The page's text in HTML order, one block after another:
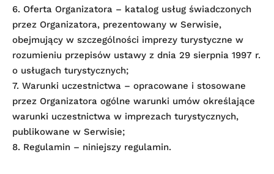
6. Oferta Organizatora – katalog usług świadczonych
przez Organizatora, prezentowany w Serwisie,
obejmujący w szczególności imprezy turystyczne w
rozumieniu przepisów ustawy z dnia 29 sierpnia 1997 r.
o usługach turystycznych;
7. Warunki uczestnictwa – opracowane i stosowane
przez Organizatora ogólne warunki umów określające
warunki uczestnictwa w imprezach turystycznych,
publikowane w Serwisie;
8. Regulamin – niniejszy regulamin.